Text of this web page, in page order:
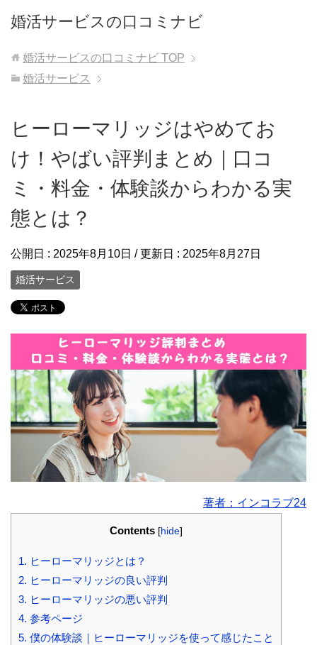
婚活サービスの口コミナビ
婚活サービスの口コミナビ TOP
婚活サービス
ヒーローマリッジはやめてお
け！やばい評判まとめ｜口コ
ミ・料金・体験談からわかる実
態とは？
公開日 : 2025年8月10日 / 更新日 : 2025年8月27日
婚活サービス
著者：インコラブ24
Contents [hide]
1. ヒーローマリッジとは？
2. ヒーローマリッジの良い評判
3. ヒーローマリッジの悪い評判
4. 参考ページ
5. 僕の体験談｜ヒーローマリッジを使って感じたこと